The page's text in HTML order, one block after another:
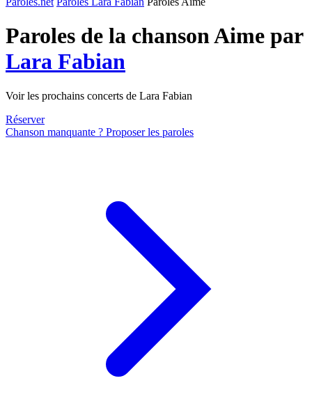
Paroles de la chanson Aime par
Lara Fabian
Voir les prochains concerts de Lara Fabian
Réserver
Chanson manquante ? Proposer les paroles